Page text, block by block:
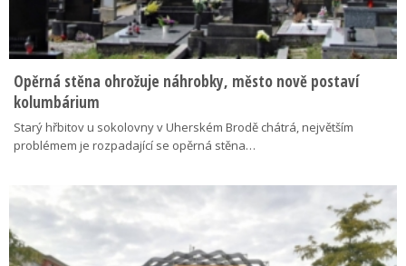
Opěrná stěna ohrožuje náhrobky, město nově postaví
kolumbárium
Starý hřbitov u sokolovny v Uherském Brodě chátrá, největším
problémem je rozpadající se opěrná stěna…